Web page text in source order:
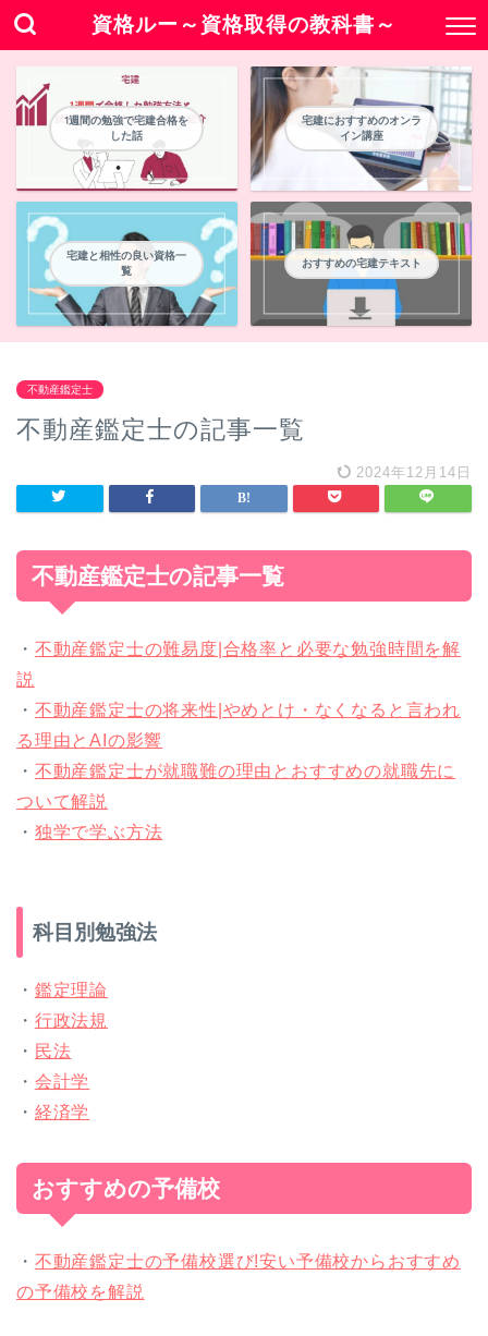
資格ルー～資格取得の教科書～
1週間の勉強で宅建合格を
した話
宅建におすすめのオンラ
イン講座
宅建と相性の良い資格一
覧
おすすめの宅建テキスト
不動産鑑定士
不動産鑑定士の記事一覧
2024年12月14日
不動産鑑定士の記事一覧
・ 不動産鑑定士の難易度|合格率と必要な勉強時間を解
説
・ 不動産鑑定士の将来性|やめとけ・なくなると言われ
る理由とAIの影響
・ 不動産鑑定士が就職難の理由とおすすめの就職先に
ついて解説
・ 独学で学ぶ方法
科目別勉強法
・ 鑑定理論
・ 行政法規
・ 民法
・ 会計学
・ 経済学
おすすめの予備校
・ 不動産鑑定士の予備校選び!安い予備校からおすすめ
の予備校を解説